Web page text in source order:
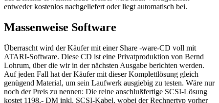
entweder kostenlos nachgeliefert oder liegt automatisch bei.
Massenweise Software
Überrascht wird der Käufer mit einer Share -ware-CD voll mit
ATARI-Software. Diese CD ist eine Privatproduktion von Bernd
Lohrum, über die wir in der nächsten Ausgabe berichten werden.
Auf jeden Fall hat der Käufer mit dieser Komplettlösung gleich
genügend Material, um sein Laufwerk ausgiebig zu testen. Wäre nur
noch der Preis zu nennen: Die reine anschlußfertige SCSI-Lösung
kostet 1198,- DM inkl. SCSI-Kabel, wobei der Rechnertyp vorher